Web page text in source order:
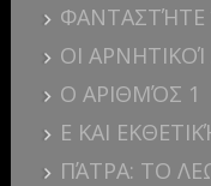
ΟΙ
Ο ΑΡΙΘΜΌΣ 1
E ΚΑΙ
ΠΆΤΡΑ: ΤΟ